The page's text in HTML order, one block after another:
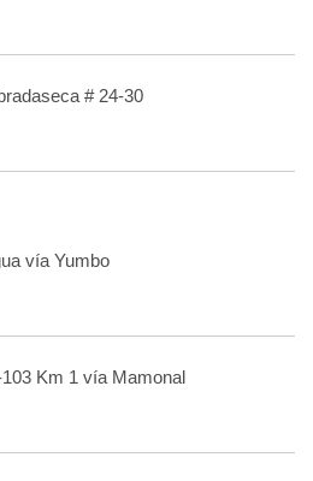
# 24-30
vía Yumbo
Km 1 vía Mamonal